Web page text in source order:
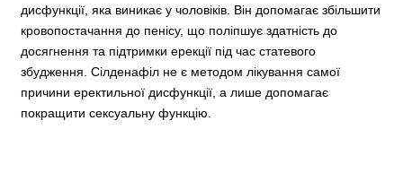
дисфункції, яка виникає у чоловіків. Він допомагає збільшити
кровопостачання до пенісу, що поліпшує здатність до
досягнення та підтримки ерекції під час статевого
збудження. Сілденафіл не є методом лікування самої
причини еректильної дисфункції, а лише допомагає
покращити сексуальну функцію.